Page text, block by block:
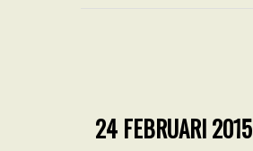
24 FEBRUARI 2015